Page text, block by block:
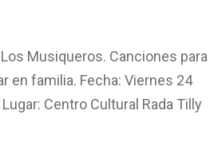
Musiqueros. Canciones para
en familia. Fecha: Viernes 24
Centro Cultural Rada Tilly